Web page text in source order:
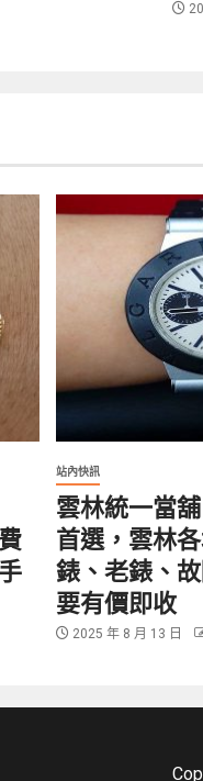
站內快訊
雲林統一當
首選，雲林
錶、老錶、
要有價即收
2025 年 8 月 13 日